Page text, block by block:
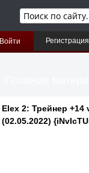
Войти Регистрация
Elex 2: Трейнер +14
(02.05.2022)